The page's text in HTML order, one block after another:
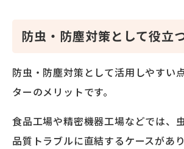
防虫・防塵対策として役立
防虫・防塵対策として活用しやすい
ターのメリットです。
食品工場や精密機器工場などでは、
品質トラブルに直結するケースがあ